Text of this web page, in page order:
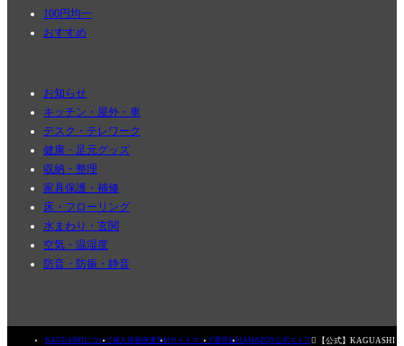
100円均一
おすすめ
お知らせ
キッチン・屋外・車
デスク・テレワーク
健康・足元グッズ
収納・整理
家具保護・補修
床・フローリング
水まわり・玄関
空気・温湿度
防音・防振・静音
KAGUASHIについて個人情報保護方針サイトマップ運営会社AMAZON公式ストア 【公式】KAGUASHI